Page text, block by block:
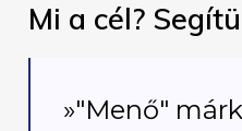
Mi a cél?
»"Menő"